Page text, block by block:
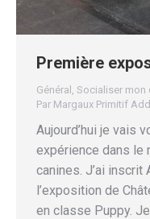
Première
Général Socialiser mon
Par Margaux Primitif
Aujourd’hui je vais
expérience dans le
canines. J’ai
l’exposition de
en classe Puppy.